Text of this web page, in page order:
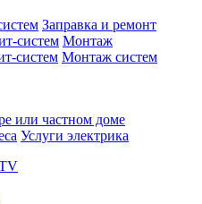
Заправка и ремонт
систем Монтаж
систем Монтаж систем
или частном доме
Услуги электрика